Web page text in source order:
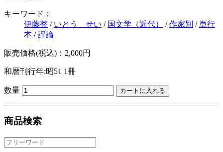
キーワード：
伊藤整 / いとう せい / 国文学（近代） /作家別 /単行
本 /評論
販売価格(税込)：2,000円
和暦刊行年:昭51 1冊
数量
商品検索